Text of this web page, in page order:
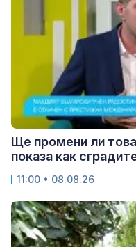
Ще промени ли
показа как
11:00 • 08.08.26